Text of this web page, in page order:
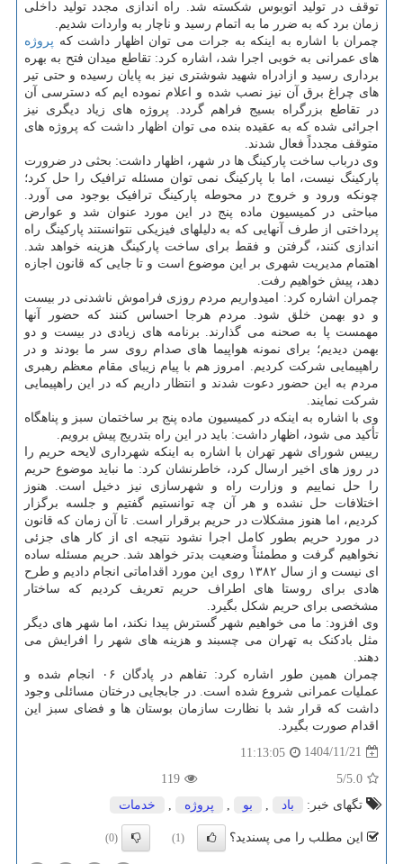
توقف در تولید اتوبوس شکسته شد. راه اندازی مجدد تولید داخلی
زمان برد که به ضرر ما به اتمام رسید و ناچار به واردات شدیم.
چمران با اشاره به اینکه به جرات می توان اظهار داشت که پروژه
های عمرانی به خوبی اجرا شد، اشاره کرد: تقاطع میدان فتح به بهره
برداری رسید و ازادراه شهید شوشتری نیز به پایان رسیده و حتی تیر
های چراغ برق آن نیز نصب شده و اعلام نموده ایم که دسترسی آن
در تقاطع بزرگراه بسیج فراهم گردد. پروژه های زیاد دیگری نیز
اجرائی شده که به عقیده بنده می توان اظهار داشت که پروژه های
متوقف مجدداً فعال شدند.
وی درباب ساخت پارکینگ ها در شهر، اظهار داشت: بحثی در ضرورت
پارکینگ نیست، اما با پارکینگ نمی توان مسئله ترافیک را حل کرد؛
چونکه ورود و خروج در محوطه پارکینگ ترافیک بوجود می آورد.
مباحثی در کمیسیون ماده پنج در این مورد عنوان شد و عوارض
پرداختی از طرف آنهایی که به دلیلهای فیزیکی نتوانستند پارکینگ راه
اندازی کنند، گرفتن و فقط برای ساخت پارکینگ هزینه خواهد شد.
اهتمام مدیریت شهری بر این موضوع است و تا جایی که قانون اجازه
دهد، پیش خواهیم رفت.
چمران اشاره کرد: امیدواریم مردم روزی فراموش ناشدنی در بیست
و دو بهمن خلق شود. مردم هرجا احساس کنند که حضور آنها
مهمست پا به صحنه می گذارند. برنامه های زیادی در بیست و دو
بهمن دیدیم؛ برای نمونه هواپیما های صدام روی سر ما بودند و در
راهپیمایی شرکت کردیم. امروز هم با پیام زیبای مقام معظم رهبری
مردم به این حضور دعوت شدند و انتظار داریم که در این راهپیمایی
شرکت نمایند.
وی با اشاره به اینکه در کمیسیون ماده پنج بر ساختمان سبز و پناهگاه
تأکید می شود، اظهار داشت: باید در این راه بتدریج پیش برویم.
رییس شورای شهر تهران با اشاره به اینکه شهرداری لایحه حریم را
در روز های اخیر ارسال کرد، خاطرنشان کرد: ما نباید موضوع حریم
را حل نماییم و وزارت راه و شهرسازی نیز دخیل است. هنوز
اختلافات حل نشده و هر آن چه توانستیم گفتیم و جلسه برگزار
کردیم، اما هنوز مشکلات در حریم برقرار است. تا آن زمان که قانون
در مورد حریم بطور کامل اجرا نشود نتیجه ای از کار های جزئی
نخواهیم گرفت و مطمئناً وضعیت بدتر خواهد شد. حریم مسئله ساده
ای نیست و از سال ۱۳۸۲ روی این مورد اقداماتی انجام دادیم و طرح
هادی برای روستا های اطراف حریم تعریف کردیم که ساختار
مشخصی برای حریم شکل بگیرد.
وی افزود: ما می خواهیم شهر گسترش پیدا نکند، اما شهر های دیگر
مثل بادکنک به تهران می چسبند و هزینه های شهر را افرایش می
دهند.
چمران همین طور اشاره کرد: تفاهم در پادگان ۰۶ انجام شده و
عملیات عمرانی شروع شده است. در جابجایی درختان مسائلی وجود
داشت که قرار شد با نظارت سازمان بوستان ها و فضای سبز این
اقدام صورت بگیرد.
1404/11/21
11:13:05
5.0
/5
119
تگهای خبر:
باد بو پروژه خدمات
این مطلب را می پسندید؟ (1)
(0)